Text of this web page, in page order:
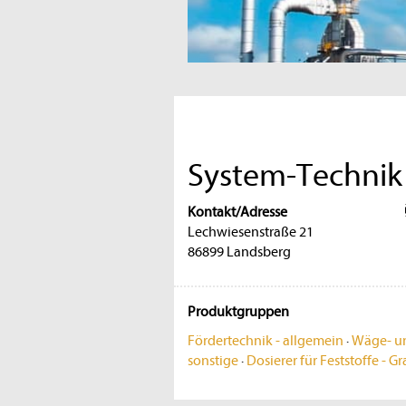
System-
Kontakt/Adresse
Lechwiesenstraße 21
86899 Landsberg
Produktgruppen
Fördertechnik - allgemein ·Wäge-
sonstige· Dosierer für Feststoffe -